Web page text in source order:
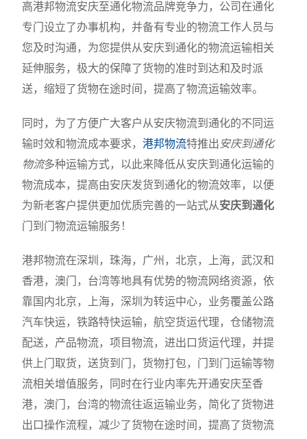
高港邦物流安庆至通化物流品牌竞争力，公司在通化
专门设立了办事机构，并备有专业的物流工作人员与
您及时沟通，为您提供从安庆到通化的物流运输相关
延伸服务，极大的保障了货物的准时到达和及时派
送，缩短了货物在途时间，提高了物流运输效率。
同时，为了方便广大客户从安庆物流到通化的不同运
输时效和物流成本要求，港邦物流特推出安庆到通化
物流多种运输方式，以此来降低从安庆到通化运输的
物流成本，提高由安庆发货到通化的物流效率，以便
为新老客户提供更加优质完善的一站式从安庆到通化
门到门物流运输服务！
港邦物流在深圳，珠海，广州，北京，上海，武汉和
香港，澳门，台湾等地具有优势的物流网络资源，依
靠国内北京，上海，深圳为转运中心，业务覆盖公路
汽车快运，铁路特快运输，航空货运代理，仓储物流
配送，产品物流，项目物流，进出口货运代理，并提
供上门取货，送货到门，货物打包，门到门运输等物
流相关增值服务，同时在行业内率先开通安庆至香
港，澳门，台湾的物流往返运输业务，简化了货物进
出口操作流程，减少了货物在途时间，提高了货物流